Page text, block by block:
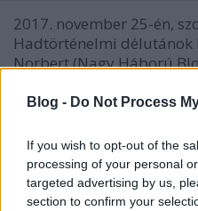
Blog - Do Not Process
If you wish to opt-out of the
processing of your personal
targeted advertising by us,
section to confirm your
2017. november 25-én,
Hadtörténelmi délutánok
Norbert (Nagy Háború
Gabriele védelmében
alábbi…